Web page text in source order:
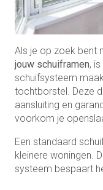
Als je op zoek bent
jouw schuiframen,
schuifsysteem
tochtborstel. Deze
aansluiting en
voorkom je
Een standaard
kleinere woningen.
systeem bespaart